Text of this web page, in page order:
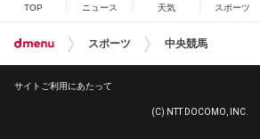
TOP ニュース 天気 スポーツ
スポーツ 中央競馬
サイトご利用にあたって
(C) NTT DOCOMO, INC.